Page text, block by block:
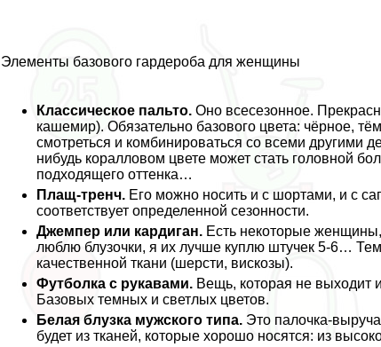
Элементы базового гардероба для женщины
Классическое пальто. Оно всесезонное.
кашемир). Обязательно базового цвета: чёрное,
смотреться и комбинироваться со всеми другими
нибудь коралловом цвете может стать головной
подходящего оттенка…
Плащ-тренч. Его можно носить и с шортами, и с
соответствует определенной сезонности.
Джемпер или кардиган. Есть некоторые
люблю блузочки, я их лучше куплю штучек 5-6…
качественной ткани (шерсти, вискозы).
Футболка с рукавами. Вещь, которая не выходит
Базовых темных и светлых цветов.
Белая блузка мужского типа. Это палочка-
будет из тканей, которые хорошо носятся: из